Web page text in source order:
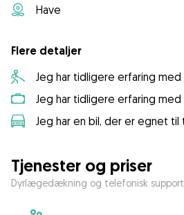
Have
Flere detaljer
Jeg har tidligere erfaring med
Jeg har tidligere erfaring med
Jeg har en bil, der er egnet til
Tjenester og priser
Dyrlægedækning og telefonisk